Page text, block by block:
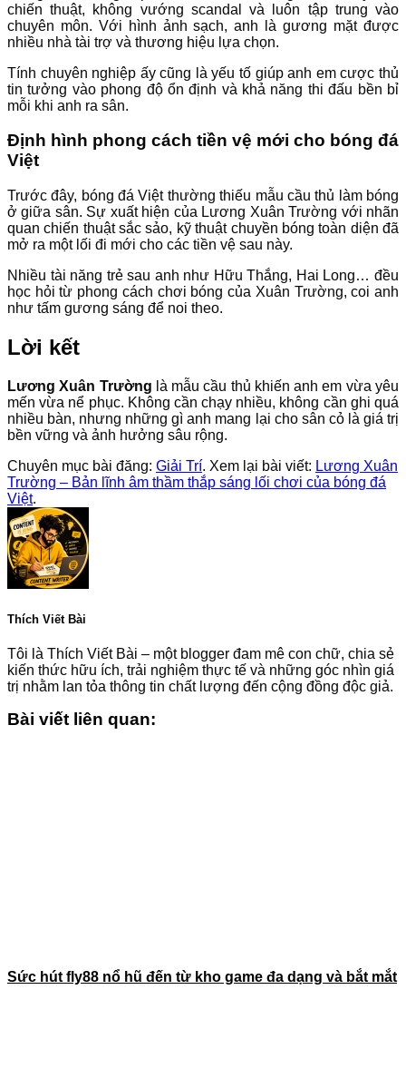
chiến thuật, không vướng scandal và luôn tập trung vào
chuyên môn. Với hình ảnh sạch, anh là gương mặt được
nhiều nhà tài trợ và thương hiệu lựa chọn.
Tính chuyên nghiệp ấy cũng là yếu tố giúp anh em cược thủ
tin tưởng vào phong độ ổn định và khả năng thi đấu bền bỉ
mỗi khi anh ra sân.
Định hình phong cách tiền vệ mới cho bóng đá
Việt
Trước đây, bóng đá Việt thường thiếu mẫu cầu thủ làm bóng
ở giữa sân. Sự xuất hiện của Lương Xuân Trường với nhãn
quan chiến thuật sắc sảo, kỹ thuật chuyền bóng toàn diện đã
mở ra một lối đi mới cho các tiền vệ sau này.
Nhiều tài năng trẻ sau anh như Hữu Thắng, Hai Long… đều
học hỏi từ phong cách chơi bóng của Xuân Trường, coi anh
như tấm gương sáng để noi theo.
Lời kết
Lương Xuân Trường là mẫu cầu thủ khiến anh em vừa yêu
mến vừa nể phục. Không cần chạy nhiều, không cần ghi quá
nhiều bàn, nhưng những gì anh mang lại cho sân cỏ là giá trị
bền vững và ảnh hưởng sâu rộng.
Chuyên mục bài đăng: Giải Trí. Xem lại bài viết: Lương Xuân
Trường – Bản lĩnh âm thầm thắp sáng lối chơi của bóng đá
Việt.
Thích Viết Bài
Tôi là Thích Viết Bài – một blogger đam mê con chữ, chia sẻ
kiến thức hữu ích, trải nghiệm thực tế và những góc nhìn giá
trị nhằm lan tỏa thông tin chất lượng đến cộng đồng độc giả.
Bài viết liên quan:
Sức hút fly88 nổ hũ đến từ kho game đa dạng và bắt mắt